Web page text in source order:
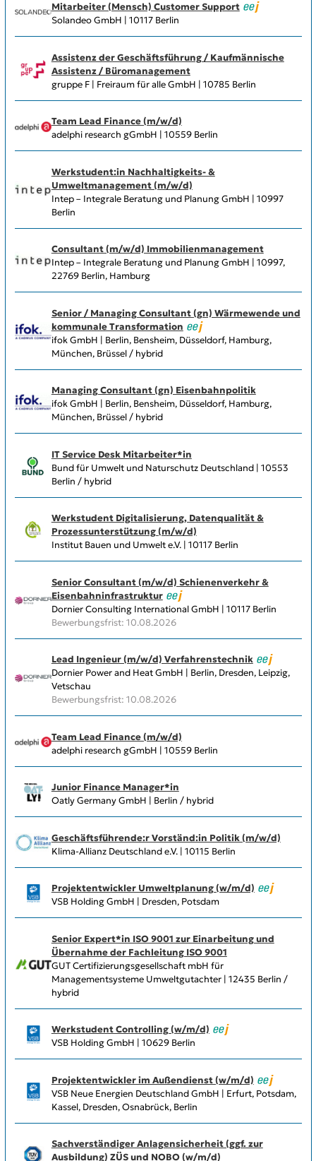
Mitarbeiter (Mensch) Customer Support
Solandeo GmbH | 10117 Berlin
Assistenz der Geschäftsführung / Kaufmännische
Assistenz / Büromanagement
gruppe F | Freiraum für alle GmbH | 10785 Berlin
Team Lead Finance (m/w/d)
adelphi research gGmbH | 10559 Berlin
Werkstudent:in Nachhaltigkeits- &
Umweltmanagement (m/w/d)
Intep – Integrale Beratung und Planung GmbH | 10997
Berlin
Consultant (m/w/d) Immobilienmanagement
Intep – Integrale Beratung und Planung GmbH | 10997,
22769 Berlin, Hamburg
Senior / Managing Consultant (gn) Wärmewende und
kommunale Transformation
ifok GmbH | Berlin, Bensheim, Düsseldorf, Hamburg,
München, Brüssel / hybrid
Managing Consultant (gn) Eisenbahnpolitik
ifok GmbH | Berlin, Bensheim, Düsseldorf, Hamburg,
München, Brüssel / hybrid
IT Service Desk Mitarbeiter*in
Bund für Umwelt und Naturschutz Deutschland | 10553
Berlin / hybrid
Werkstudent Digitalisierung, Datenqualität &
Prozessunterstützung (m/w/d)
Institut Bauen und Umwelt e.V. | 10117 Berlin
Senior Consultant (m/w/d) Schienenverkehr &
Eisenbahninfrastruktur
Dornier Consulting International GmbH | 10117 Berlin
Bewerbungsfrist: 10.08.2026
Lead Ingenieur (m/w/d) Verfahrenstechnik
Dornier Power and Heat GmbH | Berlin, Dresden, Leipzig,
Vetschau
Bewerbungsfrist: 10.08.2026
Team Lead Finance (m/w/d)
adelphi research gGmbH | 10559 Berlin
Junior Finance Manager*in
Oatly Germany GmbH | Berlin / hybrid
Geschäftsführende:r Vorständ:in Politik (m/w/d)
Klima-Allianz Deutschland e.V. | 10115 Berlin
Projektentwickler Umweltplanung (w/m/d)
VSB Holding GmbH | Dresden, Potsdam
Senior Expert*in ISO 9001 zur Einarbeitung und
Übernahme der Fachleitung ISO 9001
GUT Certifizierungsgesellschaft mbH für
Managementsysteme Umweltgutachter | 12435 Berlin /
hybrid
Werkstudent Controlling (w/m/d)
VSB Holding GmbH | 10629 Berlin
Projektentwickler im Außendienst (w/m/d)
VSB Neue Energien Deutschland GmbH | Erfurt, Potsdam,
Kassel, Dresden, Osnabrück, Berlin
Sachverständiger Anlagensicherheit (ggf. zur
Ausbildung) ZÜS und NOBO (w/m/d)